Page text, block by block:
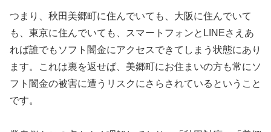
つまり、秋田美郷町に住んでいても、大阪に住んでいて
も、東京に住んでいても、スマートフォンとLINEさえあ
れば誰でもソフト闇金にアクセスできてしまう状態にあり
ます。これは裏を返せば、美郷町にお住まいの方も常にソ
フト闇金の被害に遭うリスクにさらされているということ
です。